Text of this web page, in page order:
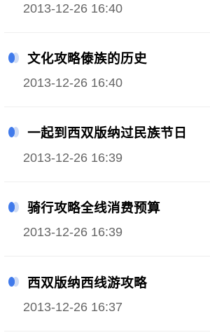
2013-12-26 16:40
文化攻略傣族的历史
2013-12-26 16:40
一起到西双版纳过民族节日
2013-12-26 16:39
骑行攻略全线消费预算
2013-12-26 16:39
西双版纳西线游攻略
2013-12-26 16:37